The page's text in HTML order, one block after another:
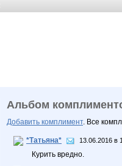
Альбом
Добавить комплимент. Все
*Татьяна* 13.06.2016 в
Курить вредно.